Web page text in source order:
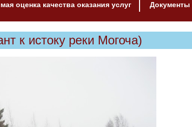
оценка качества оказания услуг Документы
к истоку реки Могоча)